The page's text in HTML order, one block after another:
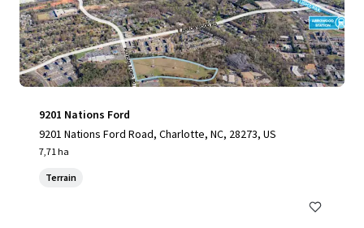
9201 Nations Ford
9201 Nations Ford Road, Charlotte, NC, 28273, US
7,71 ha
Terrain